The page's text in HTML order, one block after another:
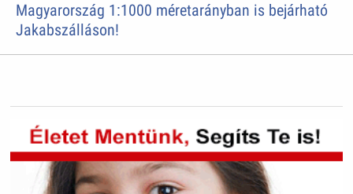
Magyarország 1:1000 méretarányban is bejárható
Jakabszálláson!